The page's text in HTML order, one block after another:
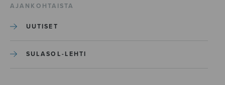
AJANKOHTAISTA
UUTISET
SULASOL-LEHTI